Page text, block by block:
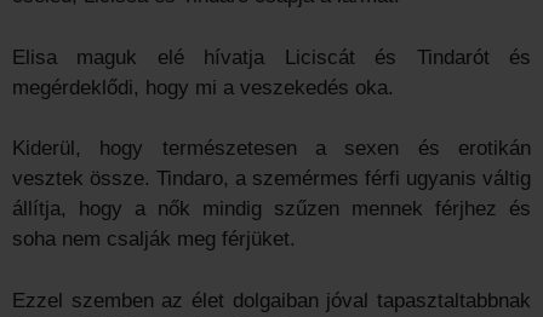
Elisa maguk elé hívatja Liciscát és Tindarót és
megérdeklődi, hogy mi a veszekedés oka.
Kiderül, hogy természetesen a sexen és erotikán
vesztek össze. Tindaro, a szemérmes férfi ugyanis váltig
állítja, hogy a nők mindig szűzen mennek férjhez és
soha nem csalják meg férjüket.
Ezzel szemben az élet dolgaiban jóval tapasztaltabbnak